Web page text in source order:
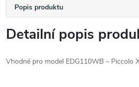
Popis produktu
Detailní popis
Vhodné pro model EDG110WB – Piccolo